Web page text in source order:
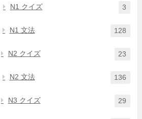
N1 クイズ 3
N1 文法 128
N2 クイズ 23
N2 文法 136
N3 クイズ 29